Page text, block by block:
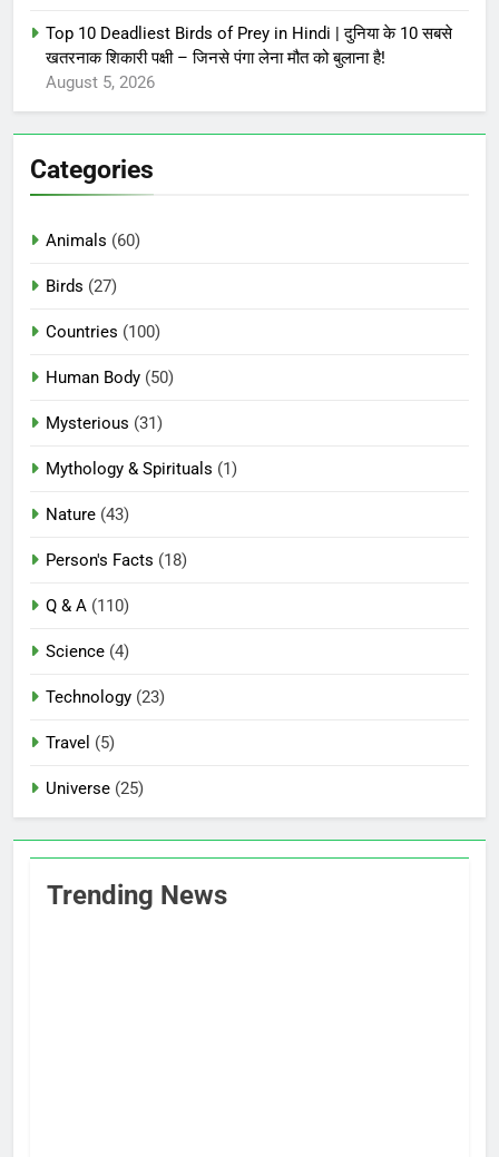
Top 10 Deadliest Birds of Prey in Hindi | दुनिया के 10 सबसे
खतरनाक शिकारी पक्षी – जिनसे पंगा लेना मौत को बुलाना है!
August 5, 2026
Categories
Animals (60)
Birds (27)
Countries (100)
Human Body (50)
Mysterious (31)
Mythology & Spirituals (1)
Nature (43)
Person's Facts (18)
Q & A (110)
Science (4)
Technology (23)
Travel (5)
Universe (25)
Trending News